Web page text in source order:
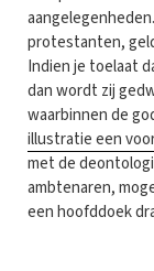
protestanten,
Indien je toelaat
dan wordt zij
waarbinnen de
illustratie een
met de
ambtenaren,
een hoofddoek